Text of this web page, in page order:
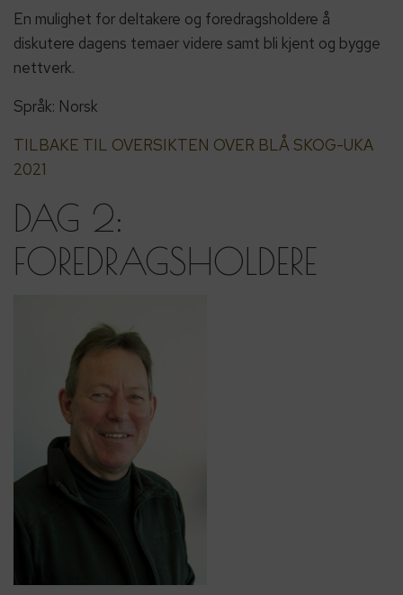
En mulighet for deltakere og foredragsholdere å
diskutere dagens temaer videre samt bli kjent og bygge
nettverk.
Språk: Norsk
TILBAKE TIL OVERSIKTEN OVER BLÅ SKOG-UKA
2021
DAG 2:
FOREDRAGSHOLDERE